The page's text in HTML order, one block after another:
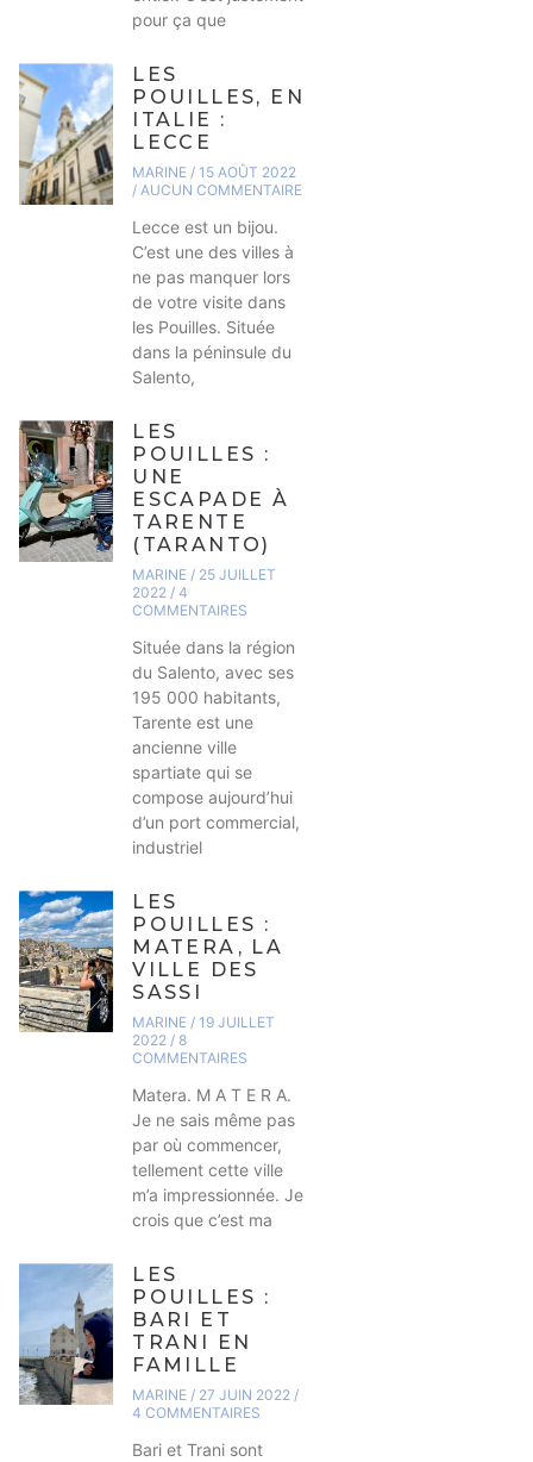
pour ça que
LES
POUILLES, EN
ITALIE :
LECCE
MARINE 15 AOÛT 2022
AUCUN COMMENTAIRE
Lecce est un bijou.
C’est une des villes à
ne pas manquer lors
de votre visite dans
les Pouilles. Située
dans la péninsule du
Salento,
LES
POUILLES :
UNE
ESCAPADE À
TARENTE
(TARANTO)
MARINE 25 JUILLET
2022 4
COMMENTAIRES
Située dans la région
du Salento, avec ses
195 000 habitants,
Tarente est une
ancienne ville
spartiate qui se
compose aujourd’hui
d’un port commercial,
industriel
LES
POUILLES :
MATERA, LA
VILLE DES
SASSI
MARINE 19 JUILLET
2022 8
COMMENTAIRES
Matera. M A T E R A.
Je ne sais même pas
par où commencer,
tellement cette ville
m’a impressionnée. Je
crois que c’est ma
LES
POUILLES :
BARI ET
TRANI EN
FAMILLE
MARINE 27 JUIN 2022
4 COMMENTAIRES
Bari et Trani sont